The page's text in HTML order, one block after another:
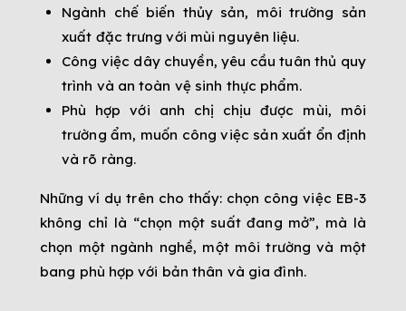
Ngành chế biến thủy sản, môi trường sản
xuất đặc trưng với mùi nguyên liệu.
Công việc dây chuyền, yêu cầu tuân thủ quy
trình và an toàn vệ sinh thực phẩm.
Phù hợp với anh chị chịu được mùi, môi
trường ẩm, muốn công việc sản xuất ổn định
và rõ ràng.
Những ví dụ trên cho thấy: chọn công việc EB-3
không chỉ là “chọn một suất đang mở”, mà là
chọn một ngành nghề, một môi trường và một
bang phù hợp với bản thân và gia đình.